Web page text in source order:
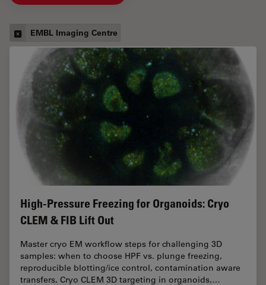
EMBL Imaging Centre
High-Pressure Freezing for Organoids: Cryo
CLEM & FIB Lift Out
Master cryo EM workflow steps for challenging 3D
samples: when to choose HPF vs. plunge freezing,
reproducible blotting/ice control, contamination aware
transfers, Cryo CLEM 3D targeting in organoids,…